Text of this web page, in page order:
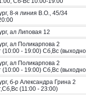
8-я линия В.О., 45/34
ал Липовая 12
ал Поликарпова 2
(10:00 - 19:00) Сб,Вс
ал Поликарпова 2
(10:00 - 19:00) Сб,Вс
б-р Александра Грина 2
(11:00 - 23:00)